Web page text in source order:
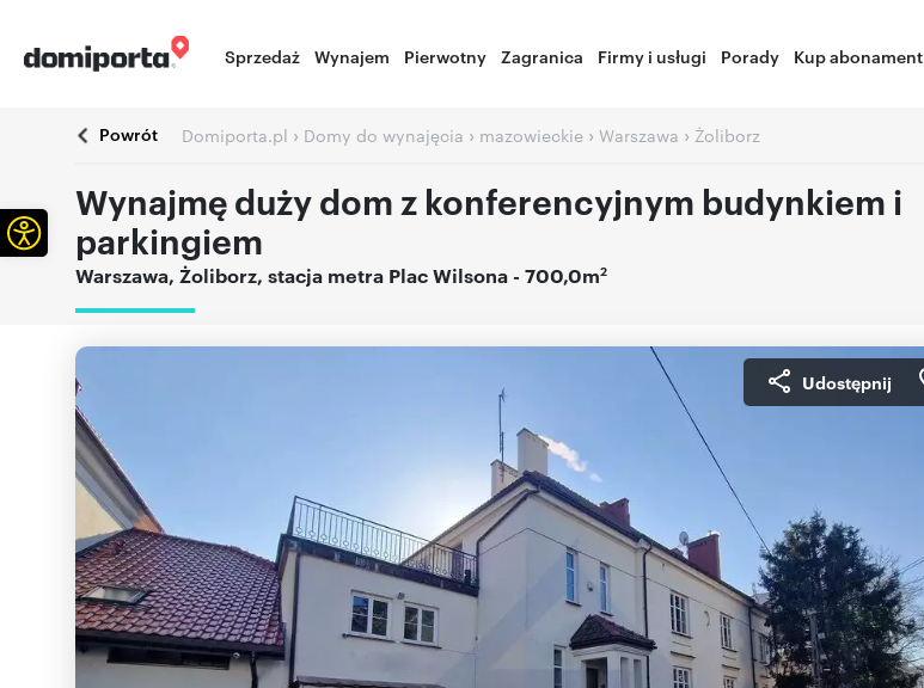
Sprzedaż Wynajem Pierwotny Zagranica Firmy i usługi Porady Kup abonament
Powrót Domiporta.pl › Domy do wynajęcia › mazowieckie › Warszawa › Żoliborz
Wynajmę duży dom z konferencyjnym budynkiem i
parkingiem
Warszawa, Żoliborz, stacja metra Plac Wilsona - 700,0m2
Udostępnij
Otwórz pasek narzędzi